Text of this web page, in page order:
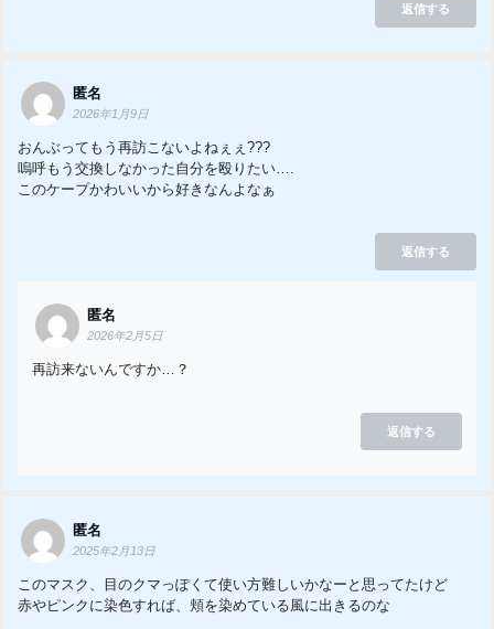
返信する
匿名
2026年1月9日
おんぶってもう再訪こないよねぇぇ???
嗚呼もう交換しなかった自分を殴りたい….
このケープかわいいから好きなんよなぁ
返信する
匿名
2026年2月5日
再訪来ないんですか…？
返信する
匿名
2025年2月13日
このマスク、目のクマっぽくて使い方難しいかなーと思ってたけど
赤やピンクに染色すれば、頬を染めている風に出きるのな